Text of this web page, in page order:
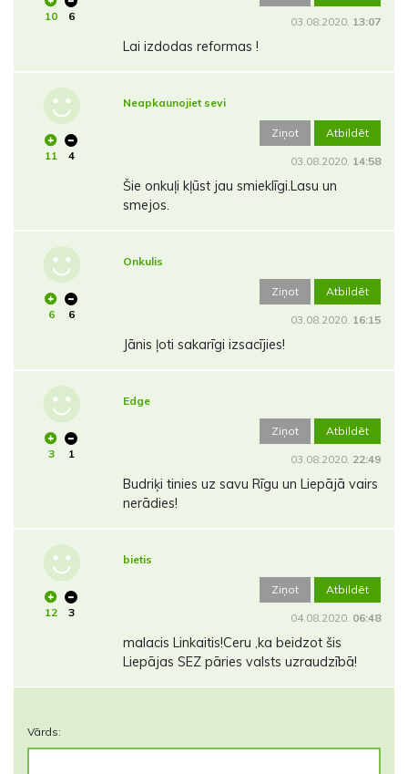
10 6 03.08.2020. 13:07
Lai izdodas reformas !
11 4
Neapkaunojiet sevi
Ziņot Atbildēt
03.08.2020. 14:58
Šie onkuļi kļūst jau smieklīgi.Lasu un
smejos.
6 6
Onkulis
Ziņot Atbildēt
03.08.2020. 16:15
Jānis ļoti sakarīgi izsacījies!
3 1
Edge
Ziņot Atbildēt
03.08.2020. 22:49
Budriķi tinies uz savu Rīgu un Liepājā vairs
nerādies!
12 3
bietis
Ziņot Atbildēt
04.08.2020. 06:48
malacis Linkaitis!Ceru ,ka beidzot šis
Liepājas SEZ pāries valsts uzraudzībā!
Vārds: